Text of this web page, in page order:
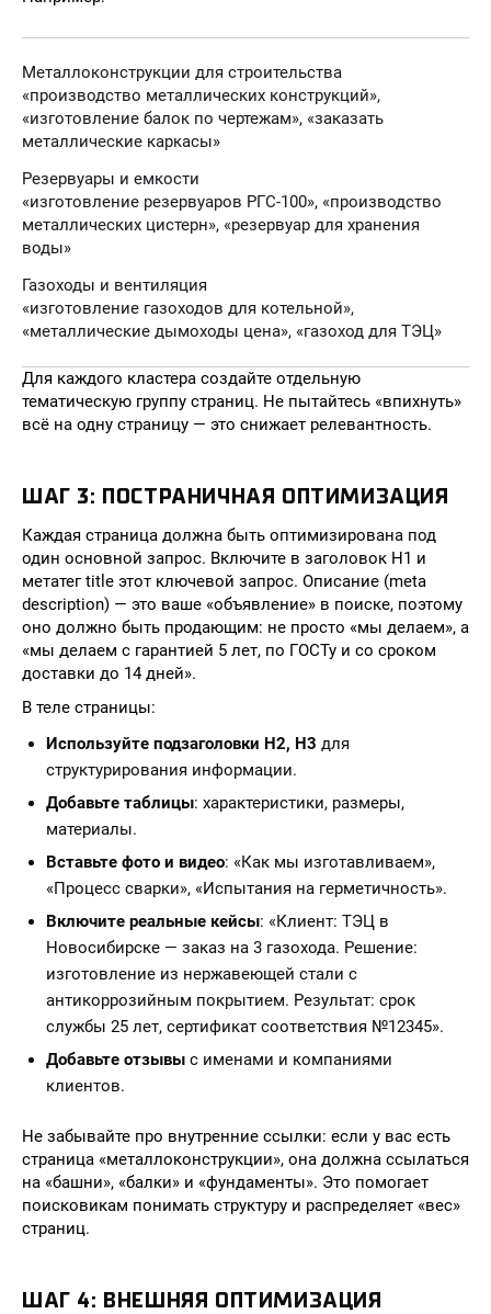
Металлоконструкции для строительства
«производство металлических конструкций»,
«изготовление балок по чертежам», «заказать
металлические каркасы»
Резервуары и емкости
«изготовление резервуаров РГС-100», «производство
металлических цистерн», «резервуар для хранения
воды»
Газоходы и вентиляция
«изготовление газоходов для котельной»,
«металлические дымоходы цена», «газоход для ТЭЦ»
Для каждого кластера создайте отдельную
тематическую группу страниц. Не пытайтесь «впихнуть»
всё на одну страницу — это снижает релевантность.
ШАГ 3: ПОСТРАНИЧНАЯ ОПТИМИЗАЦИЯ
Каждая страница должна быть оптимизирована под
один основной запрос. Включите в заголовок H1 и
метатег title этот ключевой запрос. Описание (meta
description) — это ваше «объявление» в поиске, поэтому
оно должно быть продающим: не просто «мы делаем», а
«мы делаем с гарантией 5 лет, по ГОСТу и со сроком
доставки до 14 дней».
В теле страницы:
Используйте подзаголовки H2, H3 для
структурирования информации.
Добавьте таблицы: характеристики, размеры,
материалы.
Вставьте фото и видео: «Как мы изготавливаем»,
«Процесс сварки», «Испытания на герметичность».
Включите реальные кейсы: «Клиент: ТЭЦ в
Новосибирске — заказ на 3 газохода. Решение:
изготовление из нержавеющей стали с
антикоррозийным покрытием. Результат: срок
службы 25 лет, сертификат соответствия №12345».
Добавьте отзывы с именами и компаниями
клиентов.
Не забывайте про внутренние ссылки: если у вас есть
страница «металлоконструкции», она должна ссылаться
на «башни», «балки» и «фундаменты». Это помогает
поисковикам понимать структуру и распределяет «вес»
страниц.
ШАГ 4: ВНЕШНЯЯ ОПТИМИЗАЦИЯ